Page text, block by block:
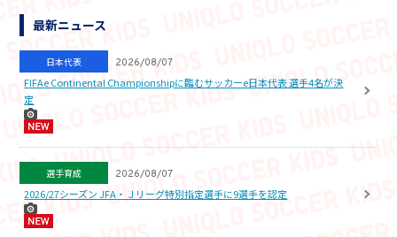
最新ニュース
日本代表 2026/08/07
FIFAe Continental Championshipに臨むサッカーe日本代表 選手4名が決
定
選手育成 2026/08/07
2026/27シーズン JFA・Ｊリーグ特別指定選手に9選手を認定